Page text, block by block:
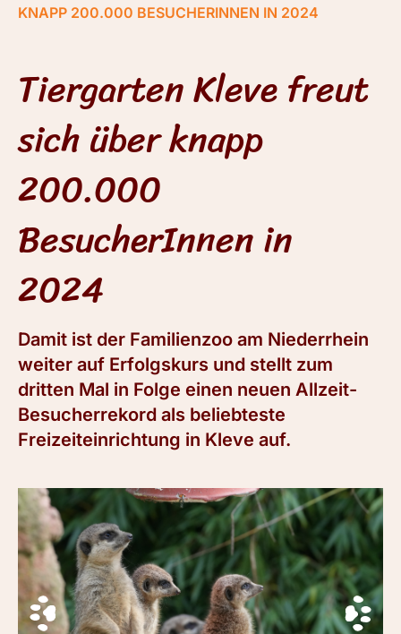
KNAPP 200.000 BESUCHERINNEN IN 2024
Tiergarten Kleve freut
sich über knapp
200.000
BesucherInnen in
2024
Damit ist der Familienzoo am Niederrhein
weiter auf Erfolgskurs und stellt zum
dritten Mal in Folge einen neuen Allzeit-
Besucherrekord als beliebteste
Freizeiteinrichtung in Kleve auf.